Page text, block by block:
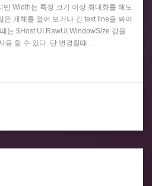
Width는 특정 크기 이상 최대화를 해도
은 개체를 열어 보거나 긴 text line을 봐야
는 $Host.UI.RawUI.WindowSize 값을
용 할 수 있다. 단 변경할때…